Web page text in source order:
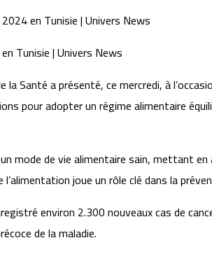
la Santé a présenté, ce mercredi, à
pour adopter un régime alimentaire
mode de vie alimentaire sain, mettant
joue un rôle clé dans la
environ 2.300 nouveaux cas de
de la maladie.